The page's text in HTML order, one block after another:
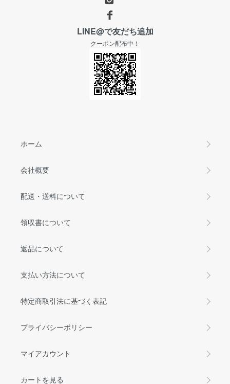
LINE@で友だち追加
クーポン配布中！
ホーム
会社概要
配送・送料について
領収書について
返品について
支払い方法について
特定商取引法に基づく表記
プライバシーポリシー
マイアカウント
カートを見る